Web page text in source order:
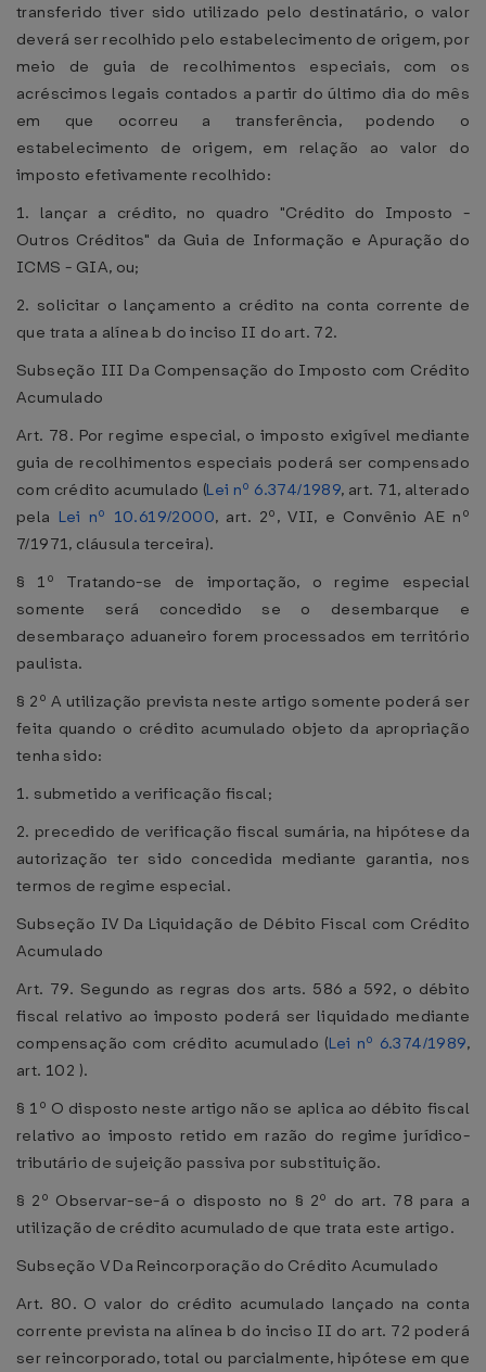
transferido tiver sido utilizado pelo destinatário, o valor
deverá ser recolhido pelo estabelecimento de origem, por
meio de guia de recolhimentos especiais, com os
acréscimos legais contados a partir do último dia do mês
em que ocorreu a transferência, podendo o
estabelecimento de origem, em relação ao valor do
imposto efetivamente recolhido:
1. lançar a crédito, no quadro "Crédito do Imposto -
Outros Créditos" da Guia de Informação e Apuração do
ICMS - GIA, ou;
2. solicitar o lançamento a crédito na conta corrente de
que trata a alínea b do inciso II do art. 72.
Subseção III Da Compensação do Imposto com Crédito
Acumulado
Art. 78. Por regime especial, o imposto exigível mediante
guia de recolhimentos especiais poderá ser compensado
com crédito acumulado (Lei nº 6.374/1989, art. 71, alterado
pela Lei nº 10.619/2000, art. 2º, VII, e Convênio AE nº
7/1971, cláusula terceira).
§ 1º Tratando-se de importação, o regime especial
somente será concedido se o desembarque e
desembaraço aduaneiro forem processados em território
paulista.
§ 2º A utilização prevista neste artigo somente poderá ser
feita quando o crédito acumulado objeto da apropriação
tenha sido:
1. submetido a verificação fiscal;
2. precedido de verificação fiscal sumária, na hipótese da
autorização ter sido concedida mediante garantia, nos
termos de regime especial.
Subseção IV Da Liquidação de Débito Fiscal com Crédito
Acumulado
Art. 79. Segundo as regras dos arts. 586 a 592, o débito
fiscal relativo ao imposto poderá ser liquidado mediante
compensação com crédito acumulado (Lei nº 6.374/1989,
art. 102 ).
§ 1º O disposto neste artigo não se aplica ao débito fiscal
relativo ao imposto retido em razão do regime jurídico-
tributário de sujeição passiva por substituição.
§ 2º Observar-se-á o disposto no § 2º do art. 78 para a
utilização de crédito acumulado de que trata este artigo.
Subseção V Da Reincorporação do Crédito Acumulado
Art. 80. O valor do crédito acumulado lançado na conta
corrente prevista na alínea b do inciso II do art. 72 poderá
ser reincorporado, total ou parcialmente, hipótese em que